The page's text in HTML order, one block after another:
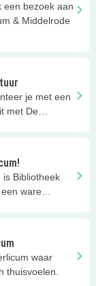
een bezoek aan
& Middelrode
je met een
met De
is Bibliotheek
ware
waar
thuisvoelen.